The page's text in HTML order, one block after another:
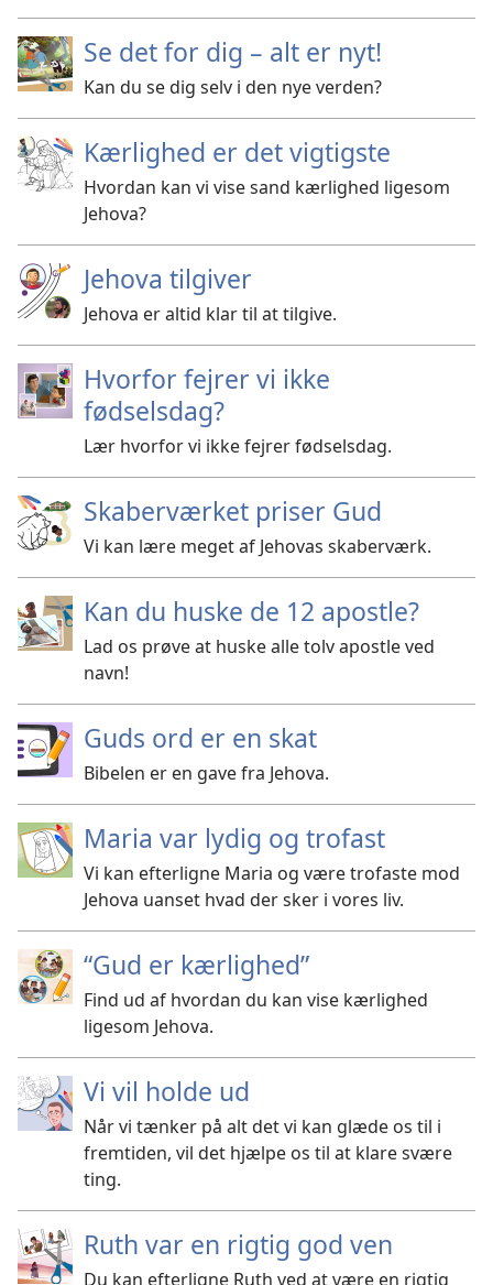
Se det for dig – alt er nyt!
Kan du se dig selv i den nye verden?
Kærlighed er det vigtigste
Hvordan kan vi vise sand kærlighed ligesom
Jehova?
Jehova tilgiver
Jehova er altid klar til at tilgive.
Hvorfor fejrer vi ikke
fødselsdag?
Lær hvorfor vi ikke fejrer fødselsdag.
Skaberværket priser Gud
Vi kan lære meget af Jehovas skaberværk.
Kan du huske de 12 apostle?
Lad os prøve at huske alle tolv apostle ved
navn!
Guds ord er en skat
Bibelen er en gave fra Jehova.
Maria var lydig og trofast
Vi kan efterligne Maria og være trofaste mod
Jehova uanset hvad der sker i vores liv.
“Gud er kærlighed”
Find ud af hvordan du kan vise kærlighed
ligesom Jehova.
Vi vil holde ud
Når vi tænker på alt det vi kan glæde os til i
fremtiden, vil det hjælpe os til at klare svære
ting.
Ruth var en rigtig god ven
Du kan efterligne Ruth ved at være en rigtig